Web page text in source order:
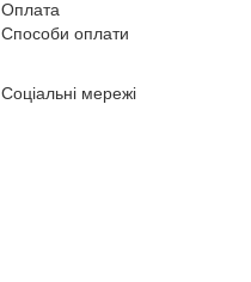
Оплата
Способи оплати
Соціальні мережі